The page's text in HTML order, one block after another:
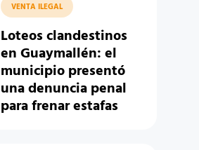
VENTA ILEGAL
Loteos clandestinos
en Guaymallén: el
municipio presentó
una denuncia penal
para frenar estafas